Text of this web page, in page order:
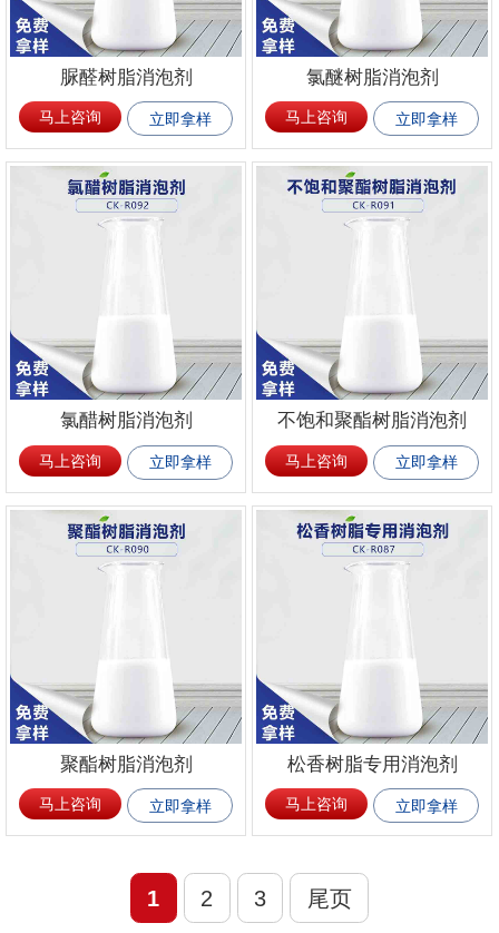
脲醛树脂消泡剂
马上咨询 立即拿样
氯醚树脂消泡剂
马上咨询 立即拿样
氯醋树脂消泡剂
马上咨询 立即拿样
不饱和聚酯树脂消泡剂
马上咨询 立即拿样
聚酯树脂消泡剂
马上咨询 立即拿样
松香树脂专用消泡剂
马上咨询 立即拿样
1 2 3 尾页